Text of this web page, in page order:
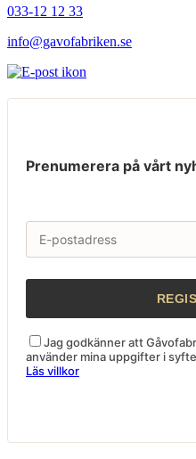
033-12 12 33
info@gavofabriken.se
Prenumerera på vårt
Jag godkänner att
använder mina uppgifter i
Läs villkor